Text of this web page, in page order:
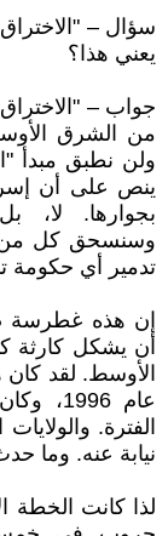
يعني هذا؟
جواب –
من الشرق
ولن نطبق مبدأ
ينص على أن
بجوارها. لا،
وسنسحق كل من
تدمير أي حكومة
إن هذه غطرسة
أن يشكل كارثة
الأوسط. لقد
عام
الفترة.
نيابة عنه. وما
لذا كانت